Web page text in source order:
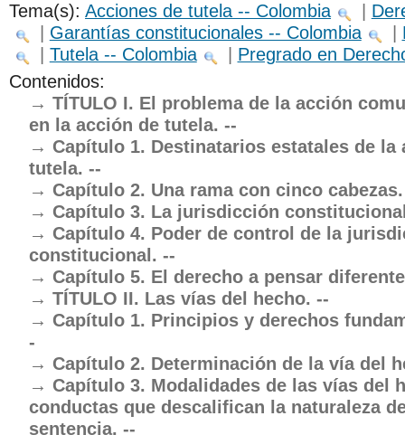
Tema(s): Acciones de tutela -- Colombia
Garantías constitucionales -- Colombia
Tutela -- Colombia
Pregrado en
Contenidos:
TÍTULO I. El problema de la acción
en la acción de tutela. --
Capítulo 1. Destinatarios estatales de la
tutela. --
Capítulo 2. Una rama con cinco
Capítulo 3. La jurisdicción
Capítulo 4. Poder de control de la
constitucional. --
Capítulo 5. El derecho a pensar
TÍTULO II. Las vías del hecho. --
Capítulo 1. Principios y derechos
-
Capítulo 2. Determinación de la vía del
Capítulo 3. Modalidades de las vías del
conductas que descalifican la naturaleza
sentencia. --